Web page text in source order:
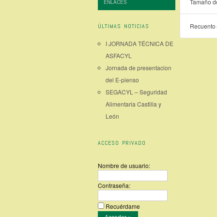
ENLACES
ÚLTIMAS NOTICIAS
I JORNADA TÉCNICA DE
ASFACYL
Jornada de presentacion
del E-pienso
SEGACYL – Seguridad
Alimentaria Castilla y
León
ACCESO PRIVADO
Nombre de usuario:
Contraseña:
Recuérdame
Tamaño